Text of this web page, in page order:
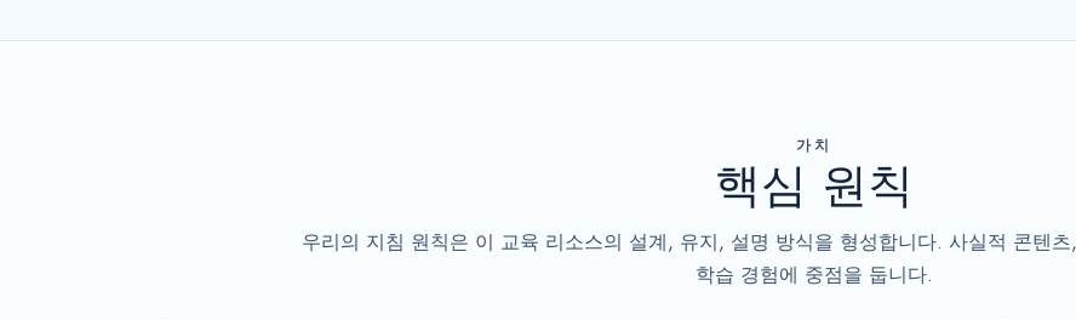
가치
핵심 원칙
우리의 지침 원칙은 이 교육 리소스의 설계, 유지, 설명 방식을 형성합니다. 사실적 콘텐
학습 경험에 중점을 둡니다.